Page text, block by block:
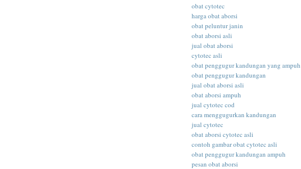
obat cytotec
harga obat aborsi
obat peluntur janin
obat aborsi asli
jual obat aborsi
cytotec asli
obat penggugur kandungan yang
obat penggugur kandungan
jual obat aborsi asli
obat aborsi ampuh
jual cytotec cod
cara menggugurkan kandungan
jual cytotec
obat aborsi cytotec asli
contoh gambar obat cytotec asli
obat penggugur kandungan ampuh
pesan obat aborsi